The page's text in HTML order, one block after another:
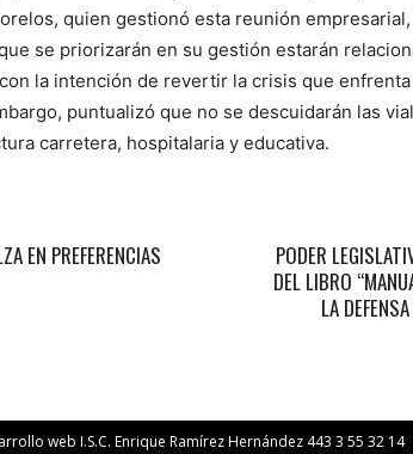
quien gestionó esta reunión
se priorizarán en su gestión estarán
la intención de revertir la crisis que
puntualizó que no se descuidarán las
carretera, hospitalaria y educativa.
EN PREFERENCIAS
PODER
DEL LIBRO
LA
web I.S.C. Enrique Ramírez Hernández 443 3 55 32 14